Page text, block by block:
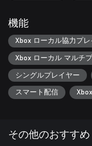
機能
Xbox ローカル協力プ
Xbox ローカル マルチ
シングルプレイヤー
スマート配信
その他のおすすめ